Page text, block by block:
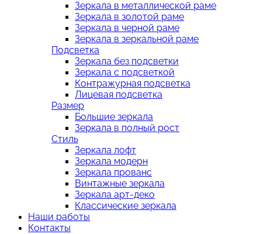
Зеркала в металлической раме
Зеркала в золотой раме
Зеркала в черной раме
Зеркала в зеркальной раме
Подсветка
Зеркала без подсветки
Зеркала с подсветкой
Контражурная подсветка
Лицевая подсветка
Размер
Большие зеркала
Зеркала в полный рост
Стиль
Зеркала лофт
Зеркала модерн
Зеркала прованс
Винтажные зеркала
Зеркала арт-деко
Классические зеркала
Наши работы
Контакты